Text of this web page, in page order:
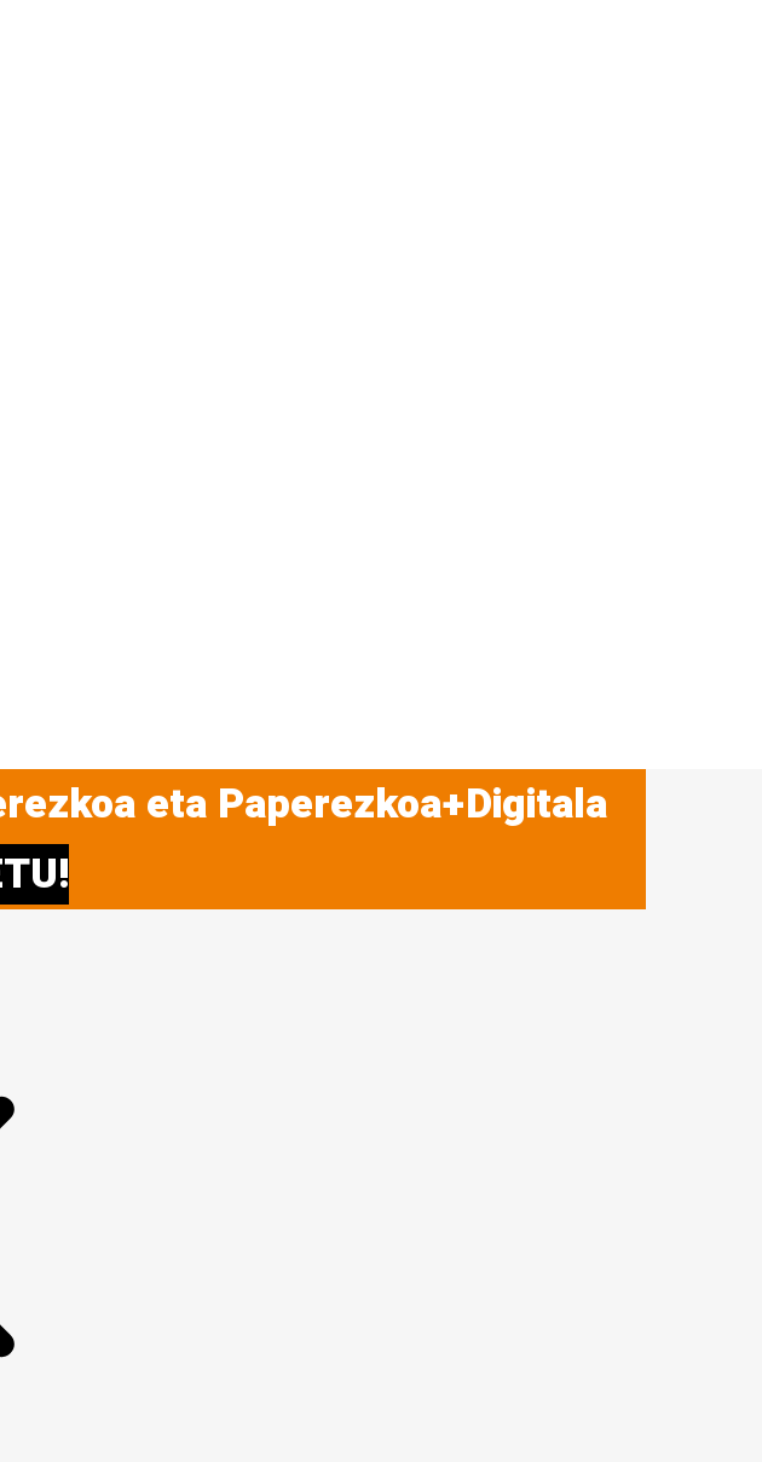
eta Paperezkoa+Digitala